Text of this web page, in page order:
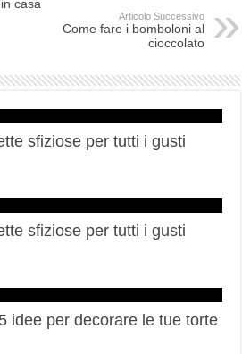
casa
Articolo Successivo
Come fare i bomboloni al
cioccolato
sfiziose per tutti i gusti
sfiziose per tutti i gusti
idee per decorare le tue torte